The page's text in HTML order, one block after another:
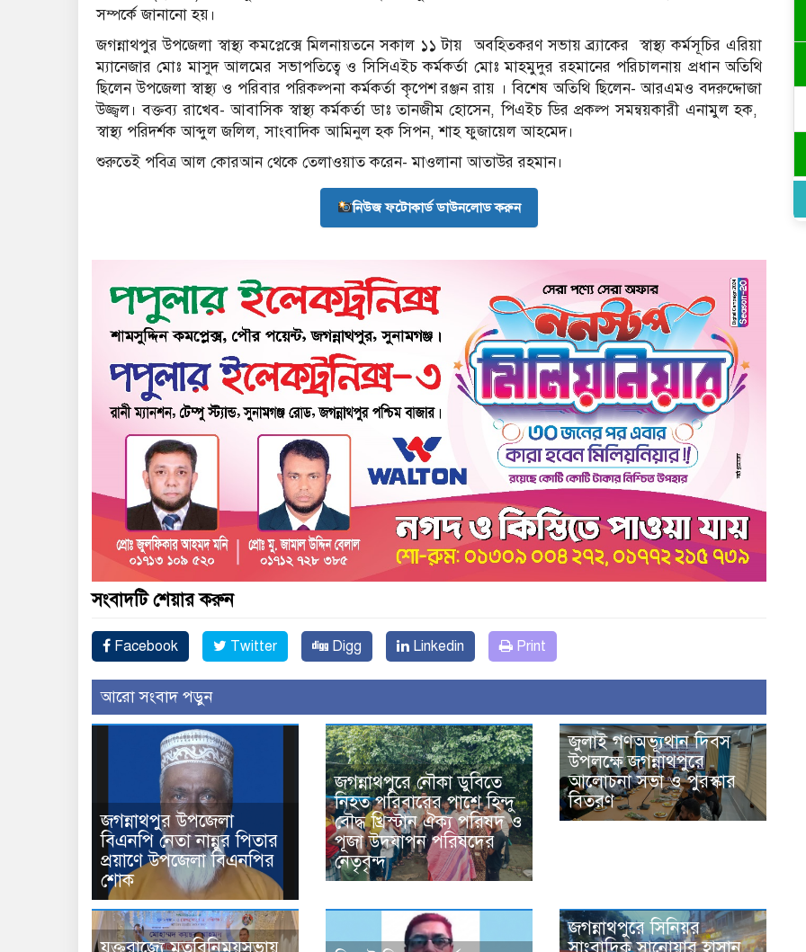
সম্পর্কে জানানো হয়।
জগন্নাথপুর উপজেলা স্বাস্থ্য কমপ্লেক্সে মিলনায়তনে সকাল ১১ টায়
অবহিতকরণ সভায় ব্র্যাকের স্বাস্থ্য কর্মসূচির এরিয়া
ম্যানেজার মোঃ মাসুদ আলমের সভাপতিত্বে ও সিসিএইচ কর্মকর্তা মোঃ মাহমুদুর রহমানের পরিচালনায় প্রধান অতিথি
ছিলেন উপজেলা স্বাস্থ্য ও পরিবার পরিকল্পনা কর্মকর্তা কৃপেশ রঞ্জন রায় । বিশেষ অতিথি ছিলেন- আরএমও বদরুদ্দোজা
উজ্জ্বল। বক্তব্য রাখেব- আবাসিক স্বাস্থ্য কর্মকর্তা ডাঃ তানজীম হোসেন, পিএইচ ডির প্রকল্প সমন্বয়কারী এনামুল হক,
স্বাস্থ্য পরিদর্শক আব্দুল জলিল, সাংবাদিক আমিনুল হক সিপন, শাহ ফুজায়েল আহমেদ।
শুরুতেই পবিত্র আল কোরআন থেকে তেলাওয়াত করেন- মাওলানা আতাউর রহমান।
নিউজ ফটোকার্ড ডাউনলোড করুন
সংবাদটি শেয়ার করুন
Facebook Twitter Digg Linkedin Print
আরো সংবাদ পড়ুন
জগন্নাথপুর উপজেলা
বিএনপি নেতা নান্নুর পিতার
প্রয়াণে উপজেলা বিএনপির
শোক
জগন্নাথপুরে নৌকা ডুবিতে
নিহত পরিবারের পাশে হিন্দু
বৌদ্ধ খ্রিস্টান ঐক্য পরিষদ ও
পূজা উদযাপন পরিষদের
নেতৃবৃন্দ
জুলাই গণঅভ্যূথান দিবস
উপলক্ষে জগন্নাথপুরে
আলোচনা সভা ও পুরস্কার
বিতরণ
জগন্নাথপুরে সিনিয়র